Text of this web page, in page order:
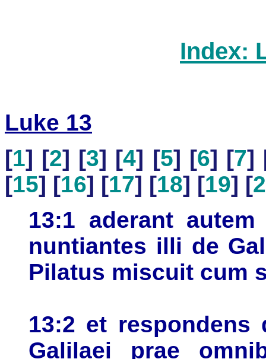
Index:
Luke 13
[1] [2] [3] [4] [5] [6] [7]
[15] [16] [17] [18] [19] [
13:1 aderant
nuntiantes illi de
Pilatus miscuit cum
13:2 et
Galilaei prae